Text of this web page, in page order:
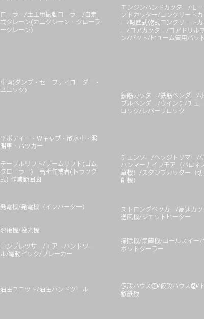
ローラー/土工用振動ローラー/自走
式クレーン(カニクレーン・クローラ
ークレーン)
エンジンハンドカッター/モー
ンドカッター/コンクリートカ
ー/吸塵式乾式コンクリートカ
ー/コアカッター/コアドリル
ン/パット/ヒューム管用パット
車両(ダンプ・セーフティローダー・
ユニック)
鉄筋カッター/鉄筋ベンダー/
ブルベンダー/ウインチ/チェ
ロック/レバーブロック
平ボディー・Wキャブ・散水車・照
明車・パッカー
テーブルリフト/ブームリフト(ゴム
クローラー) 高所作業者(トラック
式) 作業範囲図
チェンソー/ヘッジトリマー/
ハンマーナイフモア（バロネ
草機）/スタンプカッター（切
削機）
発電機/発電機（インバーター）
ストロングペッカー/高速カ
送風機/ジェットヒーター
溶接機/投光機
コンプレッサー/エアーハンドツー
ル/電動ピック/ブレーカー
掃除機/集塵機/ロールスイー
ポットクーラー
油圧ユニット/油圧ハンドツール
仮設ハウス①/仮設ハウス②/
敷鉄板